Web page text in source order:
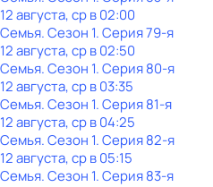
12 августа, ср в 02:00
Семья. Сезон 1. Серия 79-я
12 августа, ср в 02:50
Семья. Сезон 1. Серия 80-я
12 августа, ср в 03:35
Семья. Сезон 1. Серия 81-я
12 августа, ср в 04:25
Семья. Сезон 1. Серия 82-я
12 августа, ср в 05:15
Семья. Сезон 1. Серия 83-я